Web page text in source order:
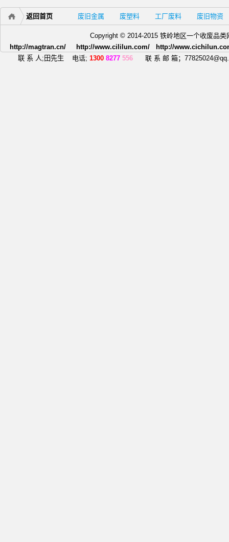
废旧物资
工厂废料
废塑料
废旧金属
返回首页
Copyright © 2014-2015 铁岭地区一个收废品
http://magtran.cn/ http://www.cililun.com/ http://
联 系 人;田先生 电话; 1300 8277 556 联 系 邮 箱；